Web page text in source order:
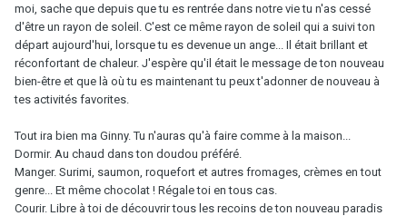
moi, sache que depuis que tu es rentrée dans notre vie tu n'as cessé
d'être un rayon de soleil. C'est ce même rayon de soleil qui a suivi ton
départ aujourd'hui, lorsque tu es devenue un ange... Il était brillant et
réconfortant de chaleur. J'espère qu'il était le message de ton nouveau
bien-être et que là où tu es maintenant tu peux t'adonner de nouveau à
tes activités favorites.
Tout ira bien ma Ginny. Tu n'auras qu'à faire comme à la maison...
Dormir. Au chaud dans ton doudou préféré.
Manger. Surimi, saumon, roquefort et autres fromages, crèmes en tout
genre... Et même chocolat ! Régale toi en tous cas.
Courir. Libre à toi de découvrir tous les recoins de ton nouveau paradis